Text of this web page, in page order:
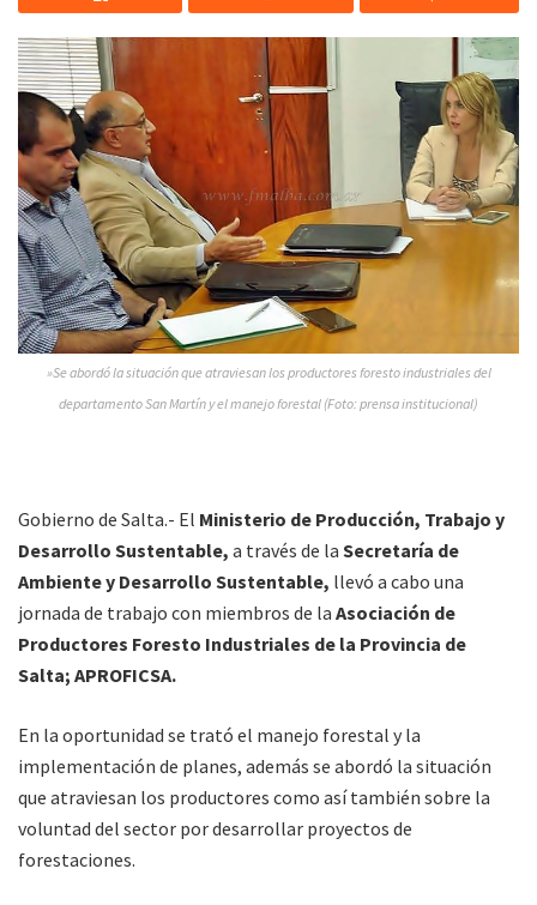
»Se abordó la situación que atraviesan los productores foresto industriales del
departamento San Martín y el manejo forestal (Foto: prensa institucional)
Gobierno de Salta.- El Ministerio de Producción, Trabajo y
Desarrollo Sustentable, a través de la Secretaría de
Ambiente y Desarrollo Sustentable, llevó a cabo una
jornada de trabajo con miembros de la Asociación de
Productores Foresto Industriales de la Provincia de
Salta; APROFICSA.
En la oportunidad se trató el manejo forestal y la
implementación de planes, además se abordó la situación
que atraviesan los productores como así también sobre la
voluntad del sector por desarrollar proyectos de
forestaciones.